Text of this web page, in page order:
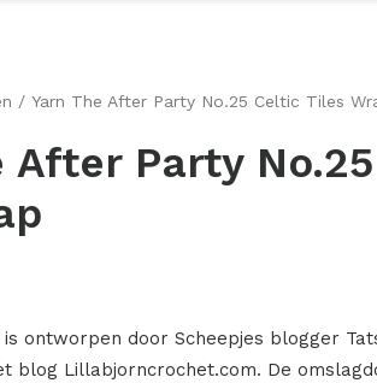
Yarn The After Party No.25 Celtic Tiles
After Party
ontworpen door Scheepjes blogger
blog Lillabjorncrochet.com. De